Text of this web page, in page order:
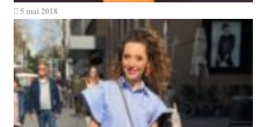
5 mai 2018